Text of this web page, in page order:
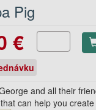
Pig
€
and all their
can help you